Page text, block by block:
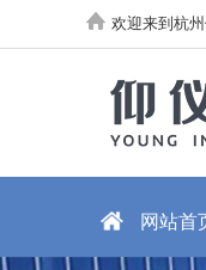
欢迎来到杭
网站首